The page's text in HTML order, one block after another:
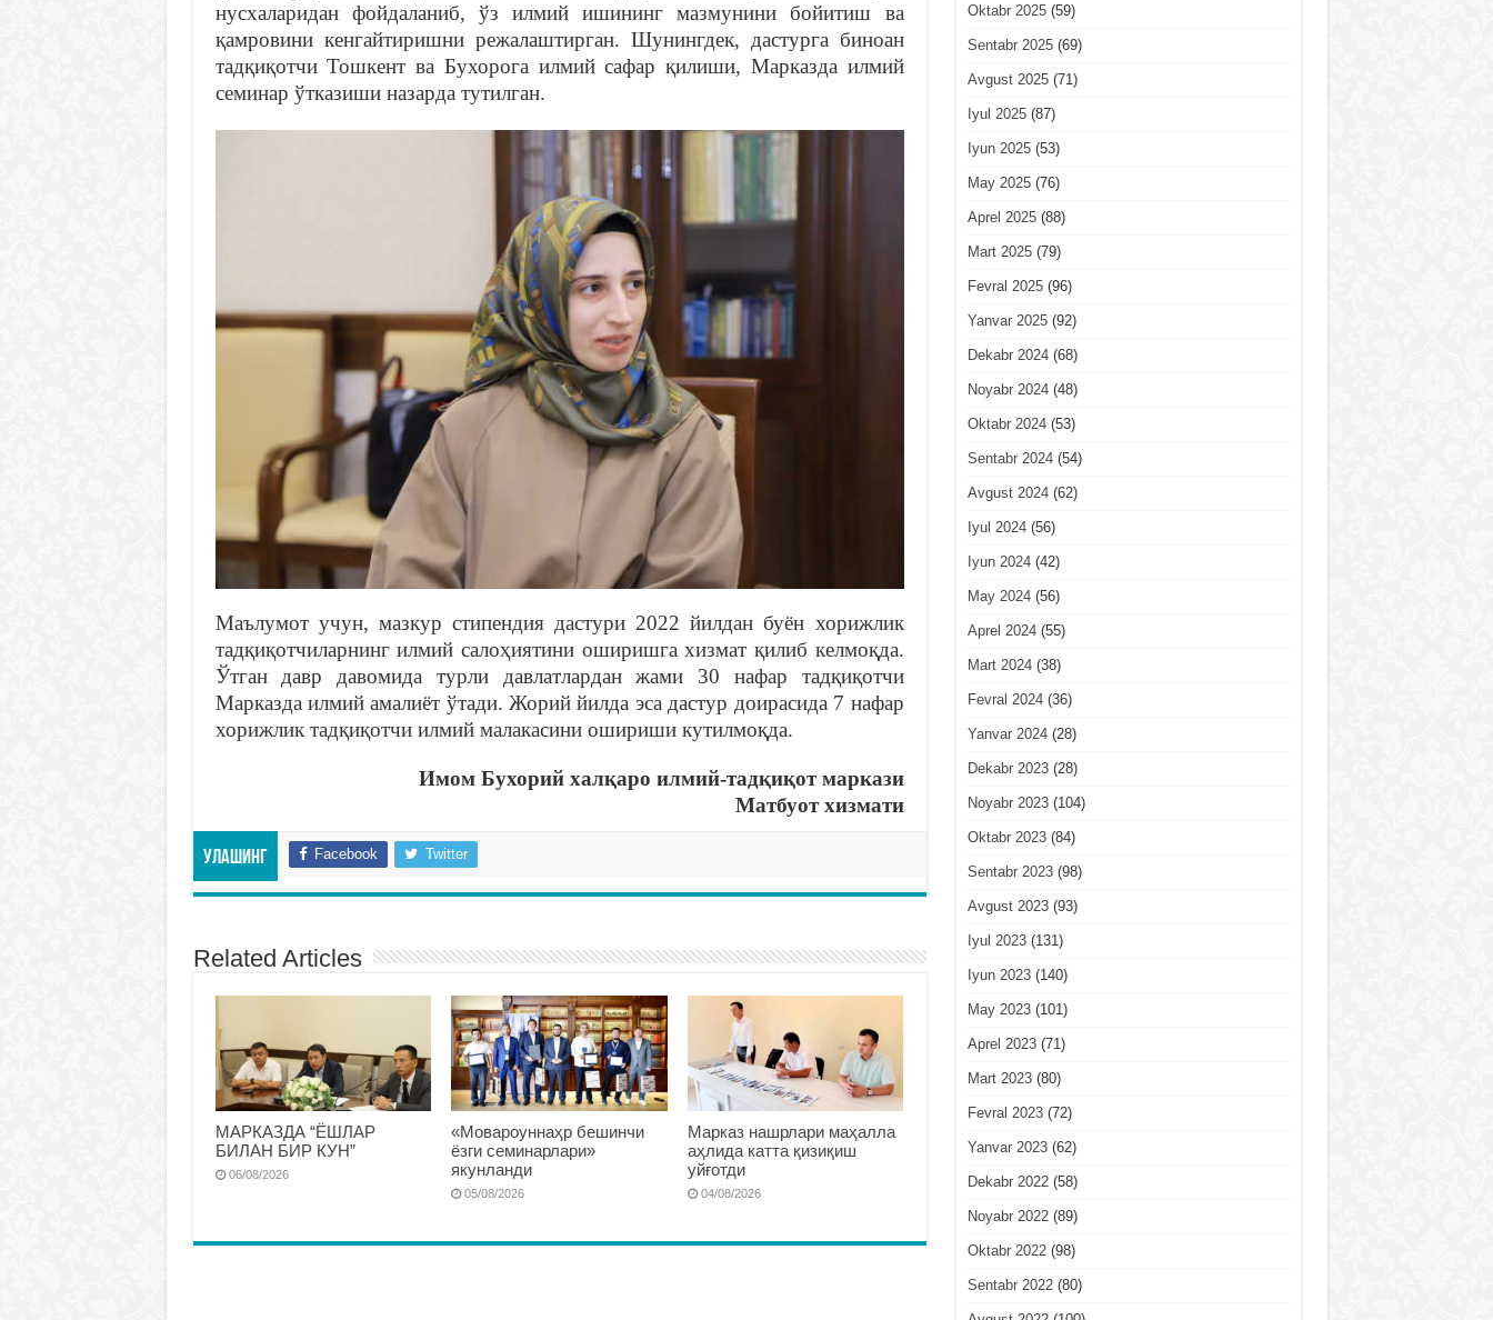
нусхаларидан фойдаланиб, ўз илмий ишининг мазмунини бойитиш ва
қамровини кенгайтиришни режалаштирган. Шунингдек, дастурга биноан
тадқиқотчи Тошкент ва Бухорога илмий сафар қилиши, Марказда илмий
семинар ўтказиши назарда тутилган.
Маълумот учун, мазкур стипендия дастури 2022 йилдан буён хорижлик
тадқиқотчиларнинг илмий салоҳиятини оширишга хизмат қилиб келмоқда.
Ўтган давр давомида турли давлатлардан жами 30 нафар тадқиқотчи
Марказда илмий амалиёт ўтади. Жорий йилда эса дастур доирасида 7 нафар
хорижлик тадқиқотчи илмий малакасини ошириши кутилмоқда.
Имом Бухорий халқаро илмий-тадқиқот маркази
Матбуот хизмати
Улашинг Facebook Twitter
Related Articles
МАРКАЗДА “ЁШЛАР
БИЛАН БИР КУН”
06/08/2026
«Мовароуннаҳр бешинчи
ёзги семинарлари»
якунланди
05/08/2026
Марказ нашрлари маҳалла
аҳлида катта қизиқиш
уйғотди
04/08/2026
Oktabr 2025(59)
Sentabr 2025(69)
Avgust 2025(71)
Iyul 2025(87)
Iyun 2025(53)
May 2025(76)
Aprel 2025(88)
Mart 2025(79)
Fevral 2025(96)
Yanvar 2025(92)
Dekabr 2024(68)
Noyabr 2024(48)
Oktabr 2024(53)
Sentabr 2024(54)
Avgust 2024(62)
Iyul 2024(56)
Iyun 2024(42)
May 2024(56)
Aprel 2024(55)
Mart 2024(38)
Fevral 2024(36)
Yanvar 2024(28)
Dekabr 2023(28)
Noyabr 2023(104)
Oktabr 2023(84)
Sentabr 2023(98)
Avgust 2023(93)
Iyul 2023(131)
Iyun 2023(140)
May 2023(101)
Aprel 2023(71)
Mart 2023(80)
Fevral 2023(72)
Yanvar 2023(62)
Dekabr 2022(58)
Noyabr 2022(89)
Oktabr 2022(98)
Sentabr 2022(80)